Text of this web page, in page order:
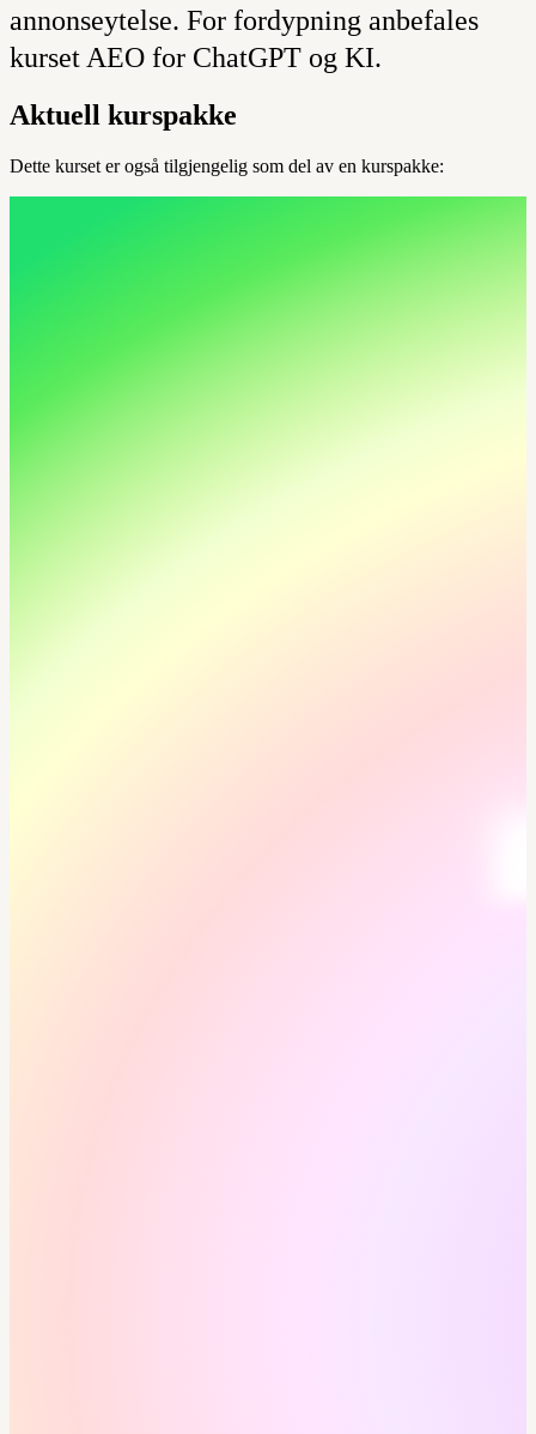
annonseytelse. For fordypning anbefales
kurset AEO for ChatGPT og KI.
Aktuell kurspakke
Dette kurset er også tilgjengelig som del av en kurspakke: